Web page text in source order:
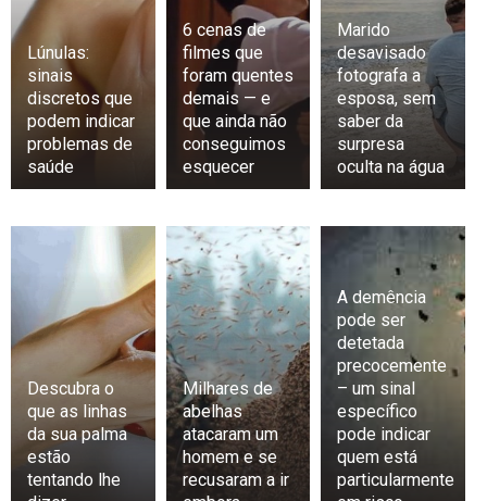
Lúnulas:
sinais
discretos que
podem indicar
problemas de
saúde
6 cenas de
filmes que
foram quentes
demais — e
que ainda não
conseguimos
esquecer
Marido
desavisado
fotografa a
esposa, sem
saber da
surpresa
oculta na água
Descubra o
que as linhas
da sua palma
estão
tentando lhe
Milhares de
abelhas
atacaram um
homem e se
recusaram a ir
A demência
pode ser
detetada
precocemente
– um sinal
específico
pode indicar
quem está
particularmente